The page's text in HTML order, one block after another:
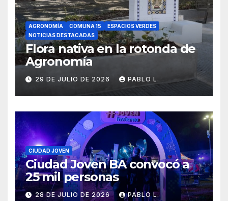
AGRONOMÍA COMUNA 15
ESPACIOS VERDES
NOTICIAS DESTACADAS
Flora nativa en la rotonda de
Agronomía
29 DE JULIO DE 2026 PABLO L.
CIUDAD JOVEN
Ciudad Joven BA convocó a
25 mil personas
28 DE JULIO DE 2026 PABLO L.